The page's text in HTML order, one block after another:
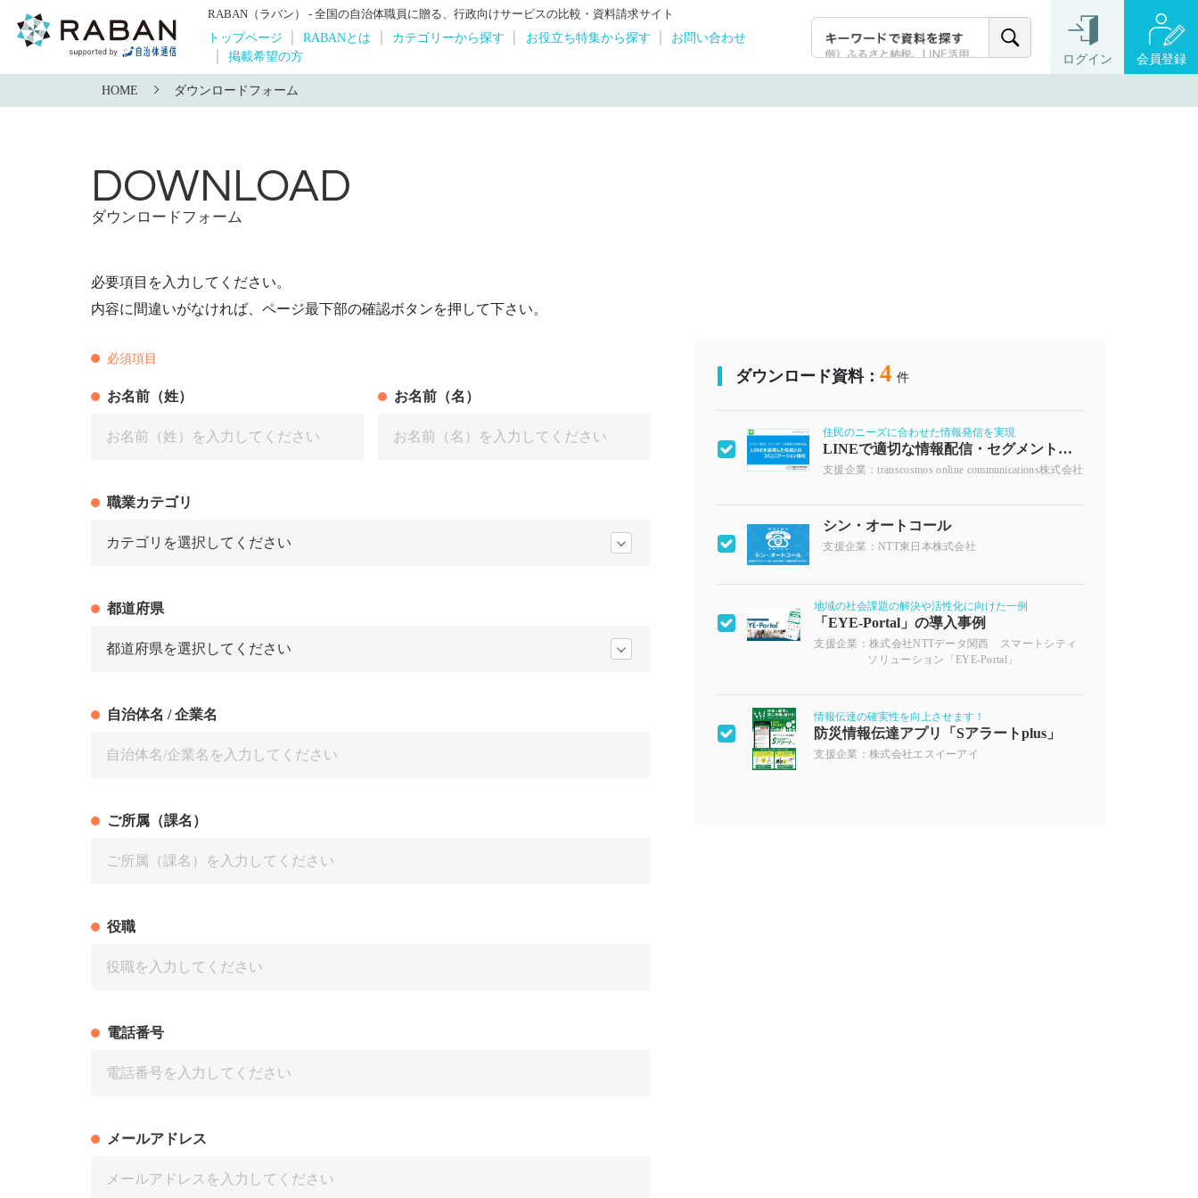
RABAN（ラバン） - 全国の自治体職員に贈る、行政向けサービスの比較・資料請求サイト
トップページ RABANとは カテゴリーから探す お役立ち特集から探す
お問い合わせ
掲載希望の方
ログイン 会員登録
HOME ダウンロードフォーム
ダウンロードフォーム
必要項目を入力してください。
内容に間違いがなければ、ページ最下部の確認ボタンを押して下さい。
必須項目
お名前（姓） お名前（名）
職業カテゴリ
都道府県
自治体名 / 企業名
ご所属（課名）
役職
電話番号
メールアドレス
ダウンロード資料：4 件
住民のニーズに合わせた情報発信を実現
LINEで適切な情報配信・セグメント配信
支援企業：transcosmos online communications株式会社
シン・オートコール
支援企業：NTT東日本株式会社
地域の社会課題の解決や活性化に向けた一例
「EYE-Portal」の導入事例
支援企業：株式会社NTTデータ関西 スマートシティ
ソリューション「EYE-Portal」
情報伝達の確実性を向上させます！
防災情報伝達アプリ「Sアラートplus」
支援企業：株式会社エスイーアイ